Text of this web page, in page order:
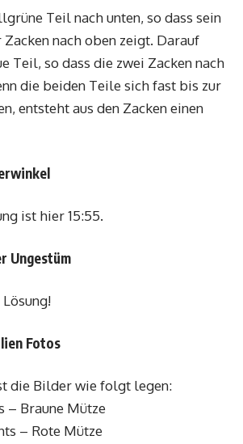
Teil nach unten, so dass sein
nach oben zeigt. Darauf
Teil, so dass die zwei Zacken nach
die beiden Teile sich fast bis zur
entsteht aus den Zacken einen
ist hier 15:55.
Ungestüm
Fotos
die Bilder wie folgt legen:
– Braune Mütze
– Rote Mütze